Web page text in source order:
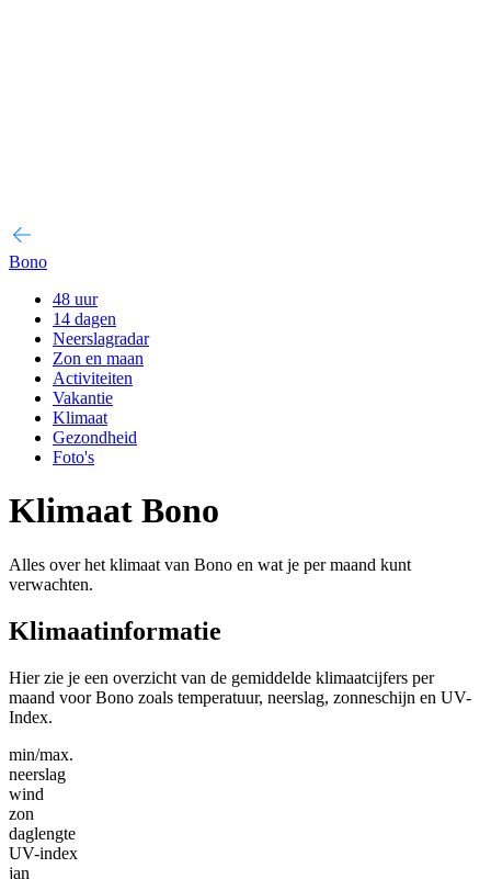
Bono
48 uur
14 dagen
Neerslagradar
Zon en maan
Activiteiten
Vakantie
Klimaat
Gezondheid
Foto's
Klimaat Bono
Alles over het klimaat van Bono en wat je per maand kunt
verwachten.
Klimaatinformatie
Hier zie je een overzicht van de gemiddelde klimaatcijfers per
maand voor Bono zoals temperatuur, neerslag, zonneschijn en UV-
Index.
min/max.
neerslag
wind
zon
daglengte
UV-index
jan